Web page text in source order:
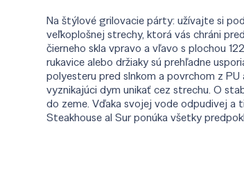
Na štýlové grilovacie párty: užívajte si
veľkoplošnej strechy, ktorá vás chráni
čierneho skla vpravo a vľavo s plochou
rukavice alebo držiaky sú prehľadne
polyesteru pred slnkom a povrchom z
vyznikajúci dym unikať cez strechu. O
do zeme. Vďaka svojej vode odpudivej a
Steakhouse al Sur ponúka všetky